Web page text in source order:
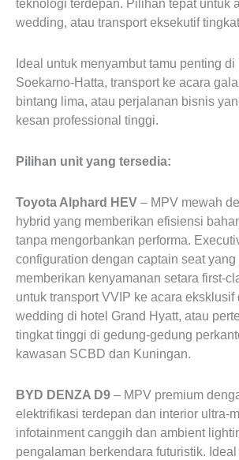
teknologi terdepan. Pilihan tepat untuk
wedding, atau transport eksekutif
Ideal untuk menyambut tamu penting
Soekarno-Hatta, transport ke acara
bintang lima, atau perjalanan bisnis
kesan professional tinggi.
Pilihan unit yang tersedia:
Toyota Alphard HEV – MPV mewah
hybrid yang memberikan efisiensi
tanpa mengorbankan performa.
configuration dengan captain seat
memberikan kenyamanan setara first-
untuk transport VVIP ke acara eksklusif
wedding di hotel Grand Hyatt, atau
tingkat tinggi di gedung-gedung
kawasan SCBD dan Kuningan.
BYD DENZA D9 – MPV premium
elektrifikasi terdepan dan interior ultra-
infotainment canggih dan ambient
pengalaman berkendara futuristik.